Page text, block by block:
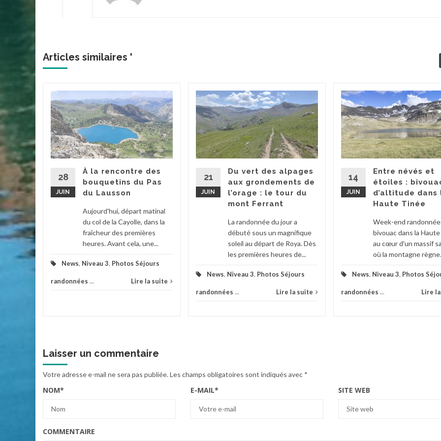
Articles similaires '
et
ce
à
par...
...
suite
28
JUIN
À la rencontre des
bouquetins du Pas
du Lausson
Aujourd'hui, départ matinal
du col de la Cayolle, dans la
fraîcheur des premières
heures. Avant cela, une...
News, Niveau 3, Photos Séjours
randonnées ... Lire la suite
21
JUIN
Du vert des alpages
aux grondements de
l’orage : le tour du
mont Ferrant
La randonnée du jour a
débuté sous un magnifique
soleil au départ de Roya. Dès
les premières heures de...
News, Niveau 3, Photos Séjours
randonnées ... Lire la suite
14
JUIN
Entre névés et
étoiles :
d’altitude dans
Haute Tinée
Week-end
bivouac dans la
au cœur d'un massif
où la montagne
News, Niveau 3, Photos
randonnées ... Lire
Laisser un commentaire
Votre adresse e-mail ne sera pas publiée.Les champs obligatoires sont indiqués avec *
NOM* E-MAIL* SITE WEB
COMMENTAIRE